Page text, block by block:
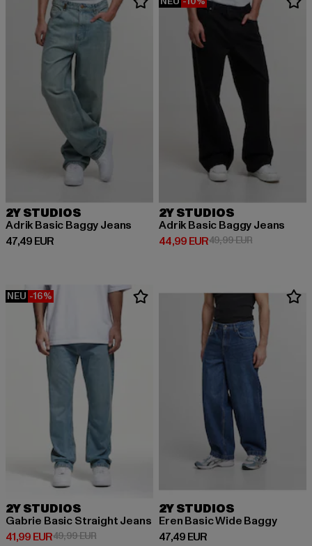
2Y STUDIOS
Adrik Basic Baggy Jeans
47,49 EUR
Derzeitiger Preis: 47,49 EUR
2Y STUDIOS
Adrik Basic Baggy Jeans
44,99 EUR
Derzeitiger Preis: 44,99 EUR
49,99 EURAktionspreis:
NEU -16%
2Y STUDIOS
Gabrie Basic Straight Jeans
41,99 EUR
Derzeitiger Preis: 41,99 EUR
49,99 EURAktionspreis: 49,99 EUR
2Y STUDIOS
Eren Basic Wide Baggy
47,49 EUR
Derzeitiger Preis: 47,49 EUR